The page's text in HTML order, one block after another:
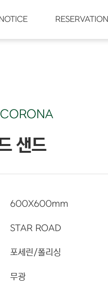
NOTICE RESERVATION
샌드
600X600mm
STAR ROAD
포세린/폴리싱
무광